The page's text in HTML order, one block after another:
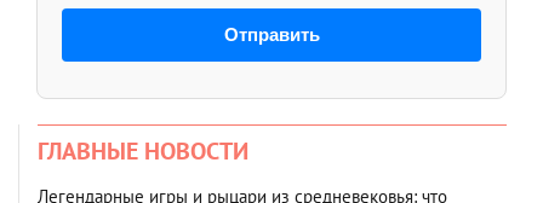
Отправить
ГЛАВНЫЕ НОВОСТИ
Легендарные игры и рыцари из средневековья: что